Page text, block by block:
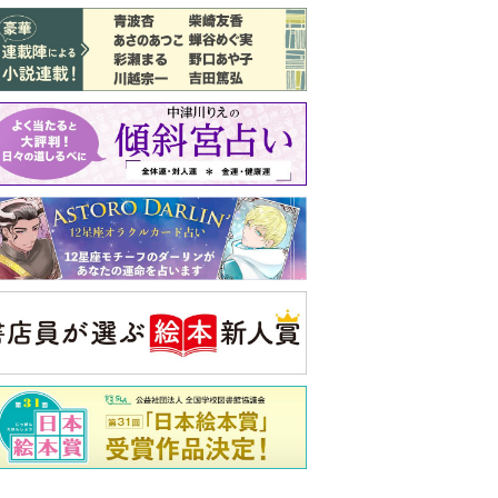
バックナンバー
注目トピ
結婚1か月で離婚を決めました。本当に
よかったのでしょうか
義実家について、義弟が私へ怒りのLINE
ピアノの月謝、払うべき？
公論新社の本
いじめのある世界に生き
る君たちへ
いじめられっ子だった精神
科医の贈る言葉
夫 著 詳しくみる